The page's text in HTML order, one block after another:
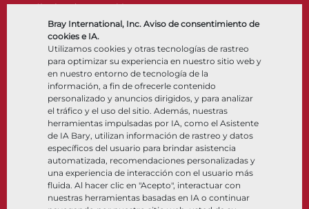
Bray International, Inc. Aviso de consentimiento de
cookies e IA.
Utilizamos cookies y otras tecnologías de rastreo
para optimizar su experiencia en nuestro sitio web y
en nuestro entorno de tecnología de la
información, a fin de ofrecerle contenido
personalizado y anuncios dirigidos, y para analizar
el tráfico y el uso del sitio. Además, nuestras
herramientas impulsadas por IA, como el Asistente
de IA Bary, utilizan información de rastreo y datos
específicos del usuario para brindar asistencia
automatizada, recomendaciones personalizadas y
una experiencia de interacción con el usuario más
fluida. Al hacer clic en "Acepto", interactuar con
nuestras herramientas basadas en IA o continuar
Válvulas de retención
Actuadores
Accesorios de control
Criogénico
Compañía
Nosotros
Ubicaciones
Asociación
Sostenibilidad
Portal del cliente
Recursos
Documentos
Centro de información
Software
Selección de materiales